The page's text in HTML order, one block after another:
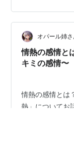
オパール姉
情熱の感情と
キミの感情〜